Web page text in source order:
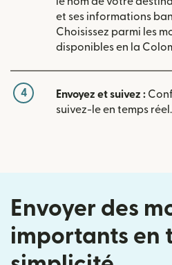
et ses informations
Choisissez parmi les
disponibles en la
4 Envoyez et suivez :
suivez-le en temps réel.
Envoyer des
importants en